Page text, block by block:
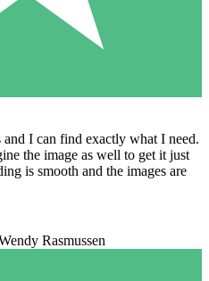
and I can find exactly what I need.
the image as well to get it just
is smooth and the images are
Rasmussen